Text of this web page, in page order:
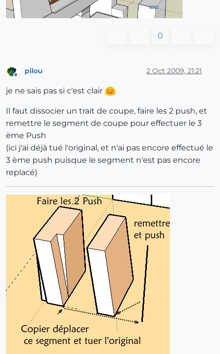
0
Offline
pilou 2 Oct 2009, 21:21
je ne sais pas si c'est clair
Il faut dissocier un trait de coupe, faire les 2 push, et
remettre le segment de coupe pour effectuer le 3
ème Push
(ici j'ai déjà tué l'original, et n'ai pas encore effectué le
3 ème push puisque le segment n'est pas encore
replacé)